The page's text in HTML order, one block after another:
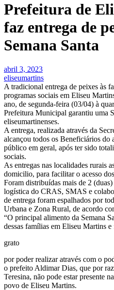
Prefeitura de
faz entrega de
Semana Santa
abril 3, 2023
eliseumartins
A tradicional entrega de peixes às
programas sociais em Eliseu
ano, de segunda-feira (03/04) à
Prefeitura Municipal garantiu uma
eliseumartinenses.
A entrega, realizada através da
alcançou todos os Beneficiários
público em geral, após ter sido
sociais.
As entregas nas localidades rurais
domicilio, para facilitar o acesso
Foram distribuídas mais de 2
logística do CRAS, SMAS e
de entrega foram espalhados por
Urbana e Zona Rural, de acordo
“O principal alimento da Semana
dessas famílias em Eliseu Martins
grato
por poder realizar através com o
o prefeito Aldimar Dias, que por
Teresina, não pode estar presente
povo de Eliseu Martins.